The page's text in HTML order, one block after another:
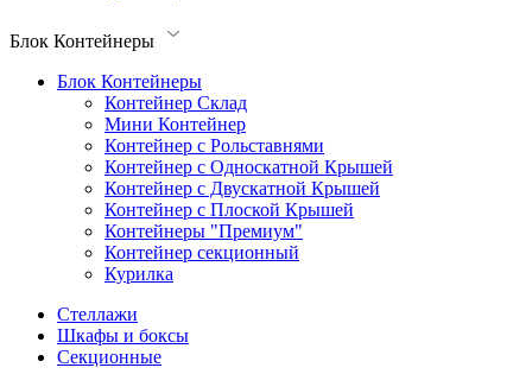
Блок Контейнеры
Блок Контейнеры
Контейнер Склад
Мини Контейнер
Контейнер с Рольставнями
Контейнер с Односкатной Крышей
Контейнер с Двускатной Крышей
Контейнер с Плоской Крышей
Контейнеры "Премиум"
Контейнер секционный
Курилка
Стеллажи
Шкафы и боксы
Секционные